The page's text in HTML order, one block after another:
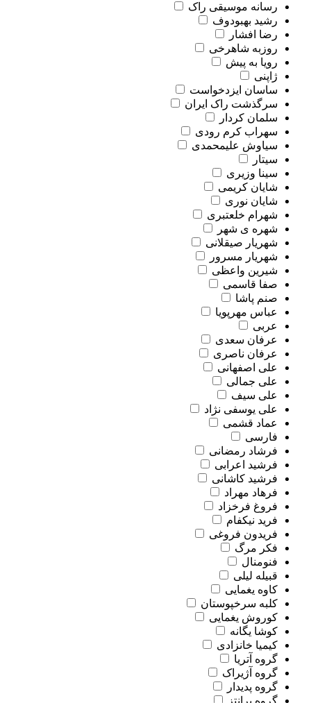
رسانه موسیقی راک
رشید بهبودوف
رضا افشار
روزبه شاهرخی
رویا به پیش
ژاپنی
ساسان ایزدخواست
سرگذشت راک ایران
سلمان کردار
سهراب کرم رودی
سیاوش علیمحمدی
سیتار
سینا وزیری
شایان کریمی
شایان نوری
شهرام خلعتبری
شهره ی شهر
شهریار صیقلانی
شهریار مسرور
شیرین واعظی
صفا قاسمی
صنم پاشا
عباس مهرپویا
عربی
عرفان سعدی
عرفان ناصری
علی اصفهانی
علی جمالی
علی سیف
علی یوسفی نژاد
عماد قشمی
فارسی
فرشاد رمضانی
فرشید اعرابی
فرشید کاشانی
فرهاد مهراد
فروغ فرخزاد
فرید نیکفام
فریدون فروغی
فکر مرگ
فنومنال
قبیله لیلی
کاوه یغمایی
کلبه سرخپوستان
کوروش یغمایی
کوشا یگانه
کیمیا خانزادی
گروه آتریا
گروه آژیراک
گروه پدیدار
گروه پرانتز